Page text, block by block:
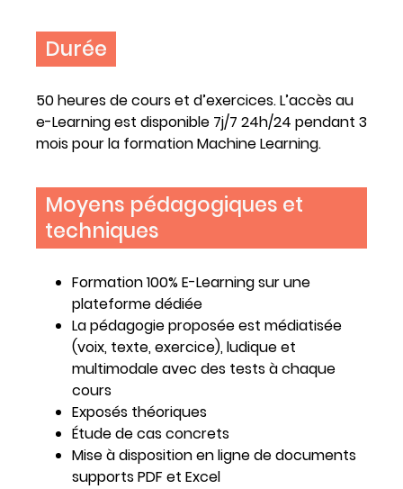
Durée
50 heures de cours et d’exercices. L’accès au
e-Learning est disponible 7j/7 24h/24 pendant 3
mois pour la formation Machine Learning.
Moyens pédagogiques et
techniques
Formation 100% E-Learning sur une
plateforme dédiée
La pédagogie proposée est médiatisée
(voix, texte, exercice), ludique et
multimodale avec des tests à chaque
cours
Exposés théoriques
Étude de cas concrets
Mise à disposition en ligne de documents
supports PDF et Excel